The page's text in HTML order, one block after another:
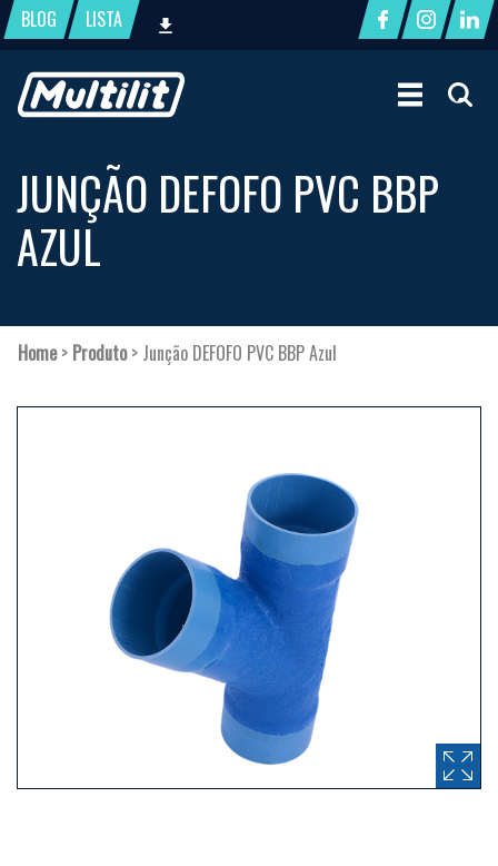
BLOG LISTA
JUNÇÃO DEFOFO PVC BBP
AZUL
Home> Produto> Junção DEFOFO PVC BBP Azul